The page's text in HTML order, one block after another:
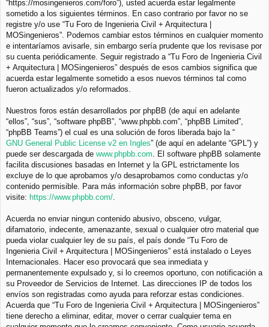
“https://mosingenieros.com/foro”), usted acuerda estar legalmente
sometido a los siguientes términos. En caso contrario por favor no se
registre y/o use “Tu Foro de Ingenieria Civil + Arquitectura |
MOSingenieros”. Podemos cambiar estos términos en cualquier momento
e intentaríamos avisarle, sin embargo sería prudente que los revisase por
su cuenta periódicamente. Seguir registrado a “Tu Foro de Ingenieria Civil
+ Arquitectura | MOSingenieros” después de esos cambios significa que
acuerda estar legalmente sometido a esos nuevos términos tal como
fueron actualizados y/o reformados.
Nuestros foros están desarrollados por phpBB (de aquí en adelante
“ellos”, “sus”, “software phpBB”, “www.phpbb.com”, “phpBB Limited”,
“phpBB Teams”) el cual es una solución de foros liberada bajo la “
GNU General Public License v2 en Ingles” (de aquí en adelante “GPL”) y
puede ser descargada de www.phpbb.com . El software phpBB solamente
facilita discusiones basadas en Internet y la GPL estrictamente los
excluye de lo que aprobamos y/o desaprobamos como conductas y/o
contenido permisible. Para más información sobre phpBB, por favor
visite: https://www.phpbb.com/
Acuerda no enviar ningun contenido abusivo, obsceno, vulgar,
difamatorio, indecente, amenazante, sexual o cualquier otro material que
pueda violar cualquier ley de su país, el país donde “Tu Foro de
Ingenieria Civil + Arquitectura | MOSingenieros” está instalado o Leyes
Internacionales. Hacer eso provocará que sea inmediata y
permanentemente expulsado y, si lo creemos oportuno, con notificación a
su Proveedor de Servicios de Internet. Las direcciones IP de todos los
envíos son registradas como ayuda para reforzar estas condiciones.
Acuerda que “Tu Foro de Ingenieria Civil + Arquitectura | MOSingenieros”
tiene derecho a eliminar, editar, mover o cerrar cualquier tema en